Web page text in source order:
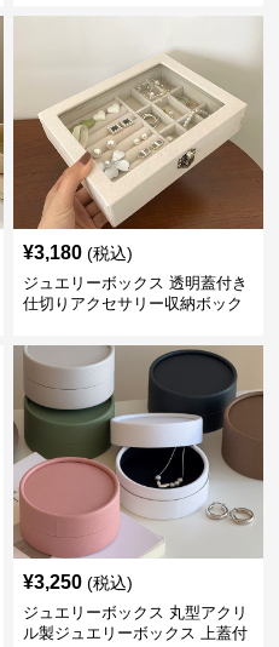
¥3,180 (税込)
ジュエリーボックス 透明蓋付き
仕切りアクセサリー収納ボック
¥3,250 (税込)
ジュエリーボックス 丸型アクリ
ル製ジュエリーボックス 上蓋付